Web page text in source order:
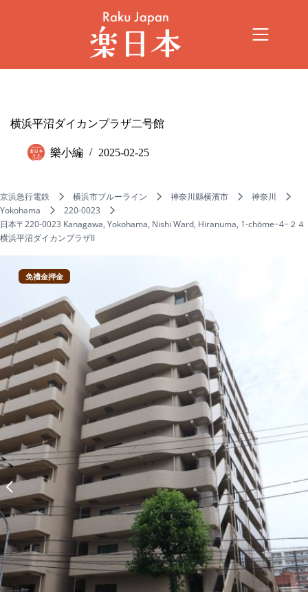
横浜平沼ダイカンプラザ二号館
樂小編 2025-02-25
京浜急行電鉄 横浜市ブルーライン 神奈川縣横濱市
神奈川
Yokohama
220-0023
日本〒220-0023 Kanagawa, Yokohama, Nishi Ward, Hiranuma, 1-chōme−4−２４
横浜平沼ダイカンプラザII
免禮金押金